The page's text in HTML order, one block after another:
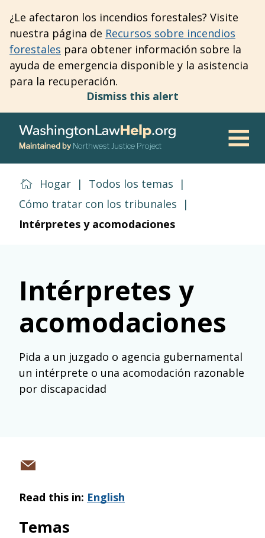
to
main
content
¿Le afectaron los incendios forestales? Visite
nuestra página de Recursos sobre incendios
forestales para obtener información sobre la
ayuda de emergencia disponible y la asistencia
para la recuperación.
Dismiss this alert
Maintained by Northwest Justice Project
Hogar | Todos los temas
|
Cómo tratar con los tribunales
|
Intérpretes y acomodaciones
Intérpretes y
acomodaciones
Pida a un juzgado o agencia gubernamental
un intérprete o una acomodación razonable
por discapacidad
Read this in: English
Temas
Share
email